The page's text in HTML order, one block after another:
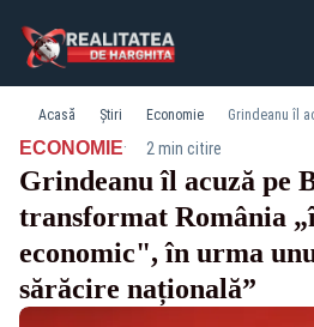
Acasă Știri Economie
ECONOMIE· 2 min citire
Grindeanu îl acuză pe
transformat România
economic", în urma
sărăcire națională”